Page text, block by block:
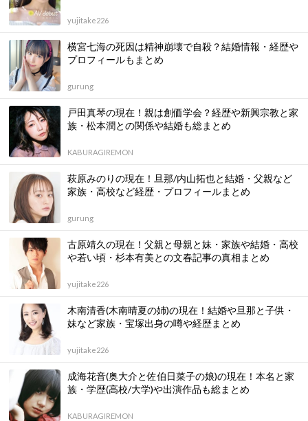
yujitake226
横宮七海の死因は精神崩壊で自殺？結婚情報・経歴や
プロフィールもまとめ
gurung
戸田真琴の現在！親は創価学会？経歴や新興宗教と家
族・松本潤との関係や結婚も総まとめ
KABURAGIREMON
萩原みのりの現在！旦那/内山拓也と結婚・父親など
家族・高校など経歴・プロフィールまとめ
gurung
古原靖久の現在！父親と母親と妹・家族や結婚・高校
や若い頃・杉本有美との文春記事の真相まとめ
yujitake226
木南清香(木南晴夏の姉)の現在！結婚や旦那と子供・
妹など家族・宝塚出身の噂や経歴まとめ
yujitake226
成海花音(奥大介と佐伯日菜子の娘)の現在！本名と家
族・学歴(高校/大学)や出演作品も総まとめ
KABURAGIREMON